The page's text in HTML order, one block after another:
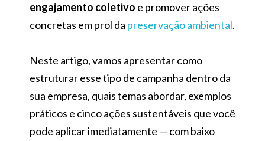
engajamento coletivo e promover ações
concretas em prol da preservação ambiental.
Neste artigo, vamos apresentar como
estruturar esse tipo de campanha dentro da
sua empresa, quais temas abordar, exemplos
práticos e cinco ações sustentáveis que você
pode aplicar imediatamente — com baixo